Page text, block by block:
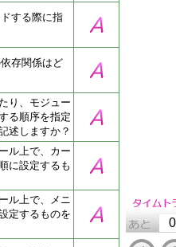
する際に指
存関係はど
り、モジュー
る順序を指定
述しますか？
ル上で、カー
に設定するも
ル上で、メニ
定するものを